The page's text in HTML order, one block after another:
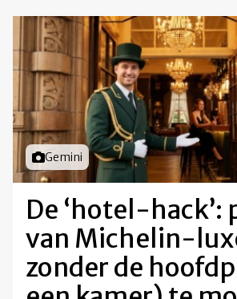
Foto door
Gemini
De ‘hotel-hack’:
van Michelin-
zonder de